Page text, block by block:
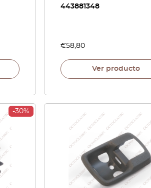
443881348
€58,80
Ver producto
-30%